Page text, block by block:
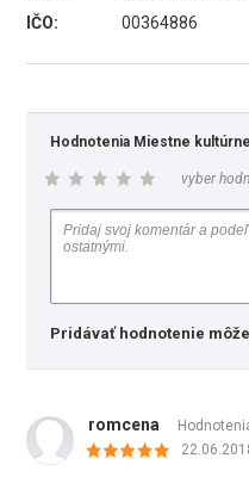
IČO:
00364886
Hodnotenia Miestne
vyber
Pridávať hodnotenie
romcena